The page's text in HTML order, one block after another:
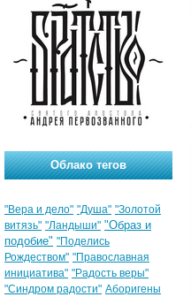
Облако тегов
"Вера и дело" "Душа" "Золотой
витязь" "Ландыши" "Образ и
подобие" "Поделись
Рождеством" "Православная
инициатива" "Радость веры"
"Синдром радости" Аборигены